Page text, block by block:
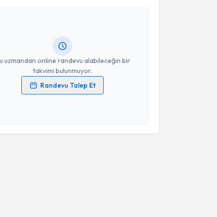
uzmandan online randevu alabileceğin bir
takvimi bulunmuyor.
Randevu Talep Et
Ertürk
verilerimin işlenmesine ilişkinAydınlatma Metni